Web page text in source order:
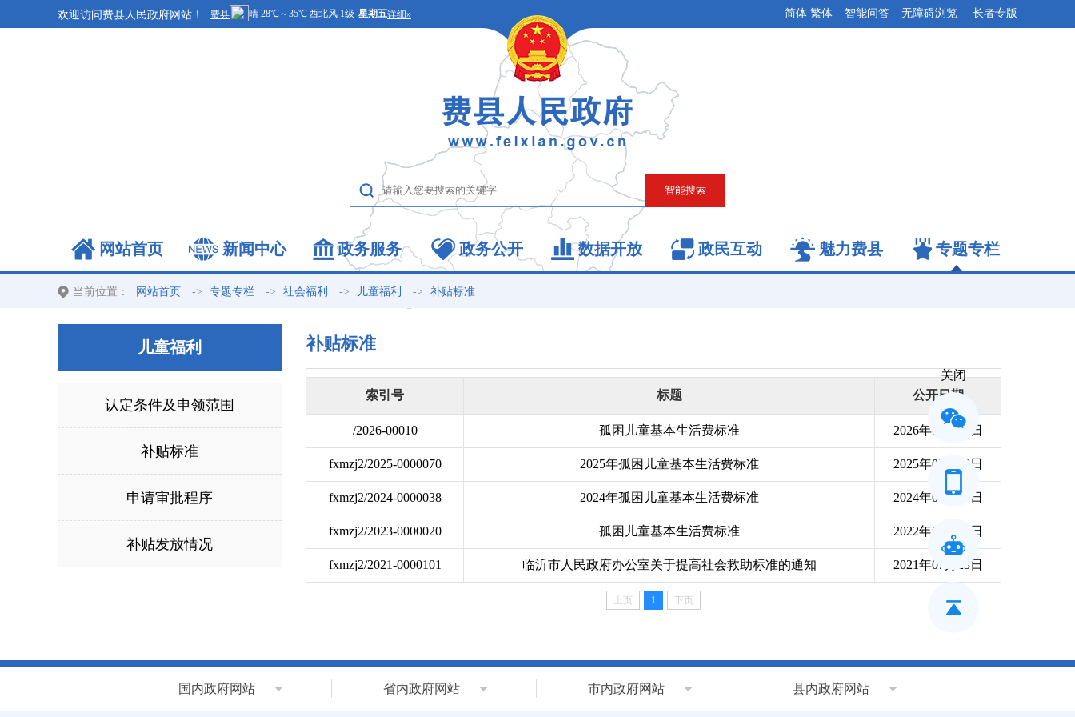
欢迎访问费县人民政府网站！ 智能问答 无障碍浏览 长者专版
简体 繁体
网站首页 新闻中心 政务服务 政务公开 数据开放 政民互动 魅力费县 专题专栏
当前位置： 网站首页 -> 专题专栏 -> 社会福利 -> 儿童福利 -> 补贴标准
儿童福利
认定条件及申领范围
补贴标准
申请审批程序
补贴发放情况
补贴标准
索引号 标题 公开日期
/2026-00010 孤困儿童基本生活费标准 2026年03月23日
fxmzj2/2025-0000070 2025年孤困儿童基本生活费标准 2025年05月13日
fxmzj2/2024-0000038 2024年孤困儿童基本生活费标准 2024年04月11日
fxmzj2/2023-0000020 孤困儿童基本生活费标准 2022年03月22日
fxmzj2/2021-0000101 临沂市人民政府办公室关于提高社会救助标准的通知 2021年07月23日
上页 1 下页
国内政府网站 省内政府网站 市内政府网站 县内政府网站
关闭